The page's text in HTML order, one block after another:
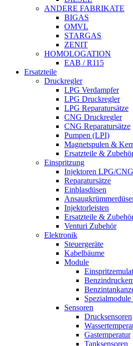
ANDERE FABRIKATE
BIGAS
OMVL
STARGAS
ZENIT
HOMOLOGATION
EAB / R115
Ersatzteile
Druckregler
LPG Verdampfer
LPG Druckregler
LPG Reparatursätze
CNG Druckregler
CNG Reparatursätze
Pumpen (LPI)
Magnetspulen &
Ersatzteile &
Einspritzung
Injektoren LPG/CNG
Reparatursätze
Einblasdüsen
Injektorleisten
Ersatzteile &
Venturi Zubehör
Elektronik
Steuergeräte
Kabelbäume
Module
Sensoren
Drucksensoren
Gastemperatur
Tanksensoren